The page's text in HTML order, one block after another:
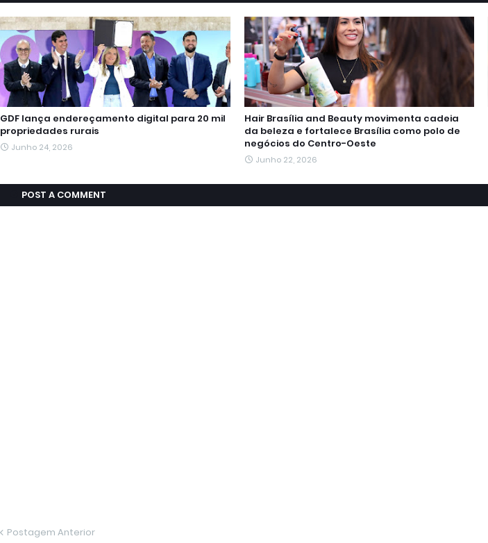
GDF lança endereçamento digital para 20 mil
propriedades rurais
Junho 24, 2026
Hair Brasília and Beauty movimenta cadeia
da beleza e fortalece Brasília como polo de
negócios do Centro-Oeste
Junho 22, 2026
POST A COMMENT
Postagem Anterior